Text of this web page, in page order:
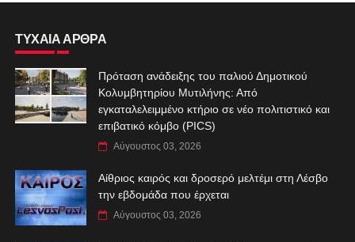
ΤΥΧΑΙΑ ΑΡΘΡΑ
Πρόταση ανάδειξης του παλιού Δημοτικού
Κολυμβητηρίου Μυτιλήνης: Από
εγκαταλελειμμένο κτήριο σε νέο πολιτιστικό και
επιβατικό κόμβο (PICS)
Αύγουστος 03, 2026
Αίθριος καιρός και δροσερό μελτέμι στη Λέσβο
την εβδομάδα που έρχεται
Αύγουστος 03, 2026